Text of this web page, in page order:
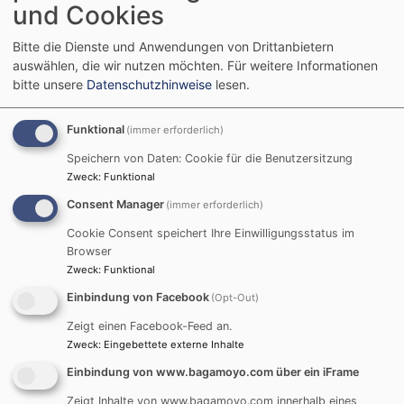
und in Gemeinden
Während derFrühjahrssynode 2023der Landeskirche
wurde am 31. März die neue
Partnerschaftsvereinbarung zwischen der Evang.-Luth.
Kirche in Bayern und der Evangelical Lutheran Church
in Tanzania unterzeichnet (
Livestream
Anlass ist der tansanische Chor
aufgetreten und hat auch bei einem Workshop
während der Synode mitgewirkt. Leiter und Gründer
Nach einer landesweiten Ausschreibung hatte er aus
über 50 Bewerbern sieben Frauen und Männer
ausgewählt, die an diesem einmaligen und zeitlich
begrenzten Projekt mitwirken.
und Cookies
Bitte die Dienste und Anwendungen von Drittanbietern
auswählen, die wir nutzen möchten. Für weitere Informationen
bitte unsere Datenschutzhinweise lesen.
Funktional (immer erforderlich)
Speichern von Daten: Cookie für die Benutzersitzung
Zweck: Funktional
Consent Manager (immer erforderlich)
Cookie Consent speichert Ihre Einwilligungsstatus im
Browser
Zweck: Funktional
Einbindung von Facebook (Opt-Out)
Zeigt einen Facebook-Feed an.
Zweck: Eingebettete externe Inhalte
Einbindung von www.bagamoyo.com über ein iFrame
Zeigt Inhalte von www.bagamoyo.com innerhalb eines